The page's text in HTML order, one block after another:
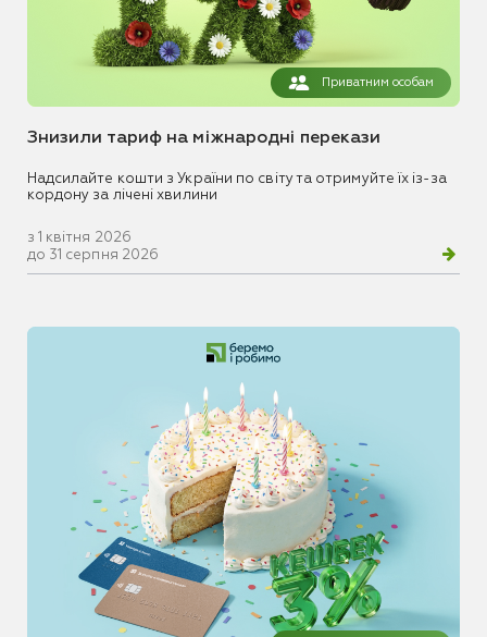
Приватним особам
Знизили тариф на міжнародні перекази
Надсилайте кошти з України по світу та отримуйте їх із-за
кордону за лічені хвилини
з 1 квітня 2026
до 31 серпня 2026